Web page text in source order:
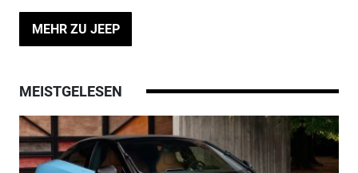
MEHR ZU JEEP
MEISTGELESEN